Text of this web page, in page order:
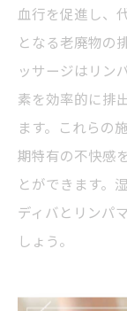
血行を促進し、
となる老廃物の
ッサージはリン
素を効率的に排
ます。これらの
期特有の不快感
とができます。
ディバとリンパ
しょう。